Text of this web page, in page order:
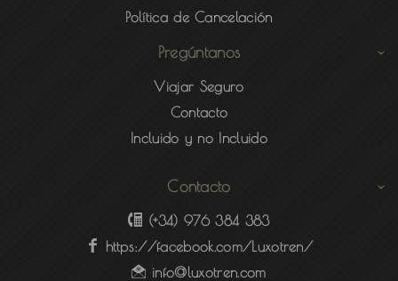
Política de Cancelación
Pregúntanos
Viajar Seguro
Contacto
Incluido y no Incluido
Contacto
(+34) 976 384 383
https://facebook.com/Luxotren/
info@luxotren.com